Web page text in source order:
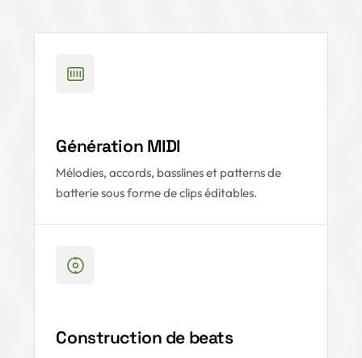
Génération MIDI
Mélodies, accords, basslines et patterns de
batterie sous forme de clips éditables.
Construction de beats